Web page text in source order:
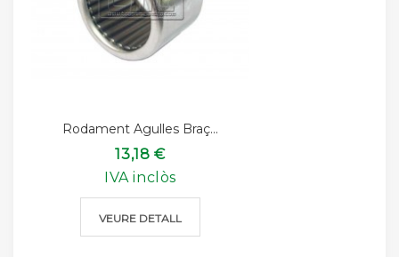
Rodament Agulles Braç...
13,18 €
IVA inclòs
VEURE DETALL